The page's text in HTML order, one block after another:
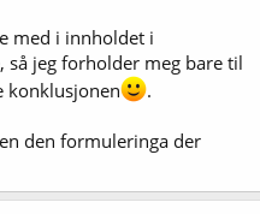
med i innholdet i
så jeg forholder meg bare til
konklusjonen
.
den formuleringa der